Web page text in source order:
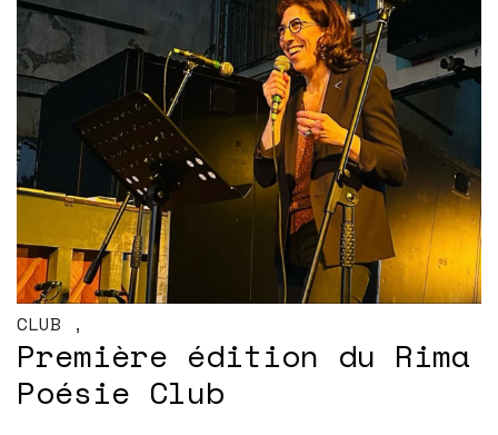
CLUB ,
Première édition du Rima
Poésie Club